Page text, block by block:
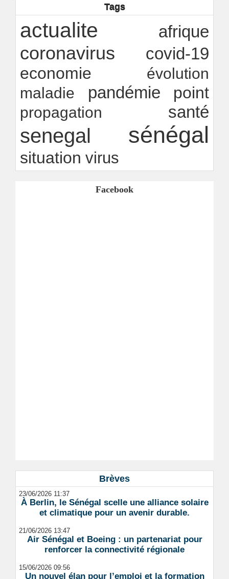
Ndakhté M. GAYE
Rapport Bceao 2025 : résilience, transition et
innovation
24/07/2026 -Ndakhté M. GAYE
Tags
actualite afrique
coronavirus covid-19
economie
évolution
maladie
pandémie point
propagation santé
senegal sénégal
situation virus
Facebook
Brèves
23/06/2026 11:37
À Berlin, le Sénégal scelle une alliance solaire
et climatique pour un avenir durable.
21/06/2026 13:47
Air Sénégal et Boeing : un partenariat pour
renforcer la connectivité régionale
15/06/2026 09:56
Un nouvel élan pour l’emploi et la formation